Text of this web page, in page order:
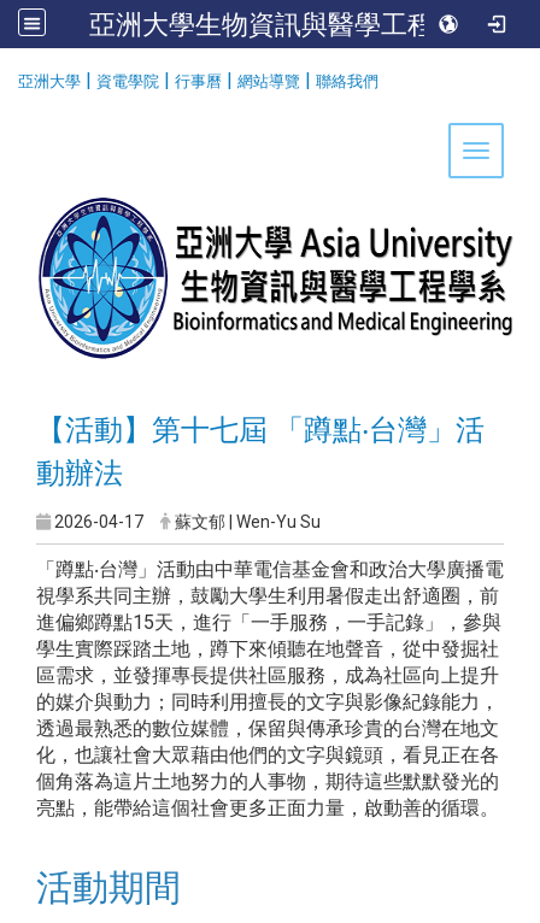
亞洲大學生物資訊與醫學工程學系
亞洲大學 | 資電學院 | 行事曆 | 網站導覽 | 聯絡我們
Toggle
【活動】第十七屆 「蹲點‧台灣」活
動辦法
2026-04-17 蘇文郁 | Wen-Yu Su
「蹲點‧台灣」活動由中華電信基金會和政治大學廣播電
視學系共同主辦，鼓勵大學生利用暑假走出舒適圈，前
進偏鄉蹲點15天，進行「一手服務，一手記錄」，參與
學生實際踩踏土地，蹲下來傾聽在地聲音，從中發掘社
區需求，並發揮專長提供社區服務，成為社區向上提升
的媒介與動力；同時利用擅長的文字與影像紀錄能力，
透過最熟悉的數位媒體，保留與傳承珍貴的台灣在地文
化，也讓社會大眾藉由他們的文字與鏡頭，看見正在各
個角落為這片土地努力的人事物，期待這些默默發光的
亮點，能帶給這個社會更多正面力量，啟動善的循環。
活動期間